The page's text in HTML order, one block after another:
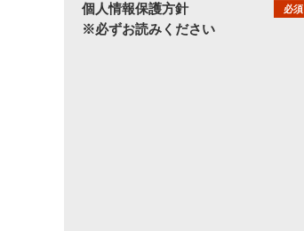
個人情報保護方針
※必ずお読みください
必須